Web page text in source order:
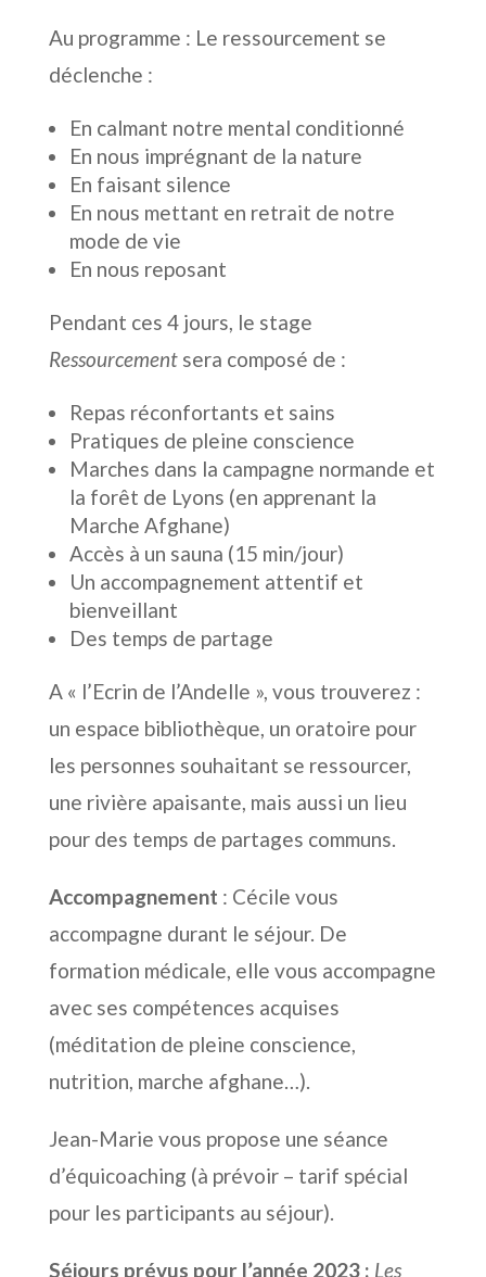
Au programme : Le ressourcement se
déclenche :
En calmant notre mental conditionné
En nous imprégnant de la nature
En faisant silence
En nous mettant en retrait de notre
mode de vie
En nous reposant
Pendant ces 4 jours, le stage
Ressourcementsera composé de :
Repas réconfortants et sains
Pratiques de pleine conscience
Marches dans la campagne normande et
la forêt de Lyons (en apprenant la
Marche Afghane)
Accès à un sauna (15 min/jour)
Un accompagnement attentif et
bienveillant
Des temps de partage
A « l’Ecrin de l’Andelle », vous trouverez :
un espace bibliothèque, un oratoire pour
les personnes souhaitant se ressourcer,
une rivière apaisante, mais aussi un lieu
pour des temps de partages communs.
Accompagnement : Cécile vous
accompagne durant le séjour. De
formation médicale, elle vous accompagne
avec ses compétences acquises
(méditation de pleine conscience,
nutrition, marche afghane…).
Jean-Marie vous propose une séance
d’équicoaching (à prévoir – tarif spécial
pour les participants au séjour).
Séjours prévus pour l’année 2023 : Les